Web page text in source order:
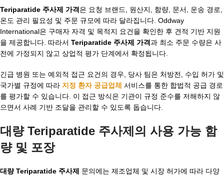
Teriparatide 주사제 가격은 요청 브랜드, 원산지, 함량, 문서, 운송 경로,
온도 관리 필요성 및 주문 규모에 따라 달라집니다. Oddway
International은 구매자 자격 및 목적지 요건을 확인한 후 견적 기반 지원
을 제공합니다. 따라서 Teriparatide 주사제 가격과 최소 주문 수량은 사
전에 가정되지 않고 상업적 평가 단계에서 확정됩니다.
긴급 병원 또는 예외적 접근 요건의 경우, 당사 팀은 처방전, 수입 허가 및
국가별 규정에 따라 지정 환자 공급업체 서비스를 통한 합법적 공급 경로
를 평가할 수 있습니다. 이 접근 방식은 기관이 규정 준수를 저해하지 않
으면서 사례 기반 조달을 관리할 수 있도록 돕습니다.
대량 Teriparatide 주사제의 사용 가능 함
량 및 포장
대량 Teriparatide 주사제 문의에는 제조업체 및 시장 허가에 따라 다양